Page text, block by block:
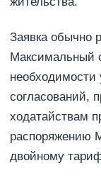
Заявка обычно
Максимальный
необходимости
согласований,
ходатайствам
распоряжению
двойному